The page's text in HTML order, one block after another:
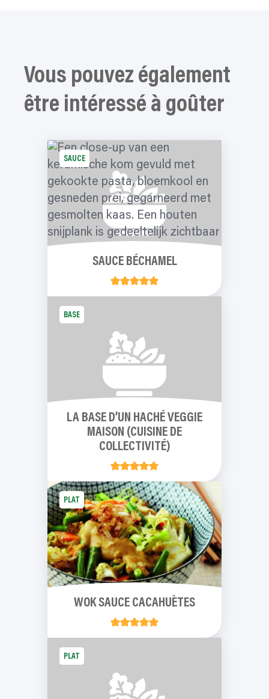
Vous pouvez également
être intéressé à goûter
SAUCE
SAUCE BÉCHAMEL
BASE
LA BASE D’UN HACHÉ VEGGIE
MAISON (CUISINE DE
COLLECTIVITÉ)
PLAT
WOK SAUCE CACAHUÈTES
PLAT